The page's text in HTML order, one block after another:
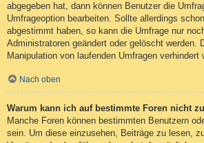
abgegeben hat, dann können Benutzer die
Umfrageoption bearbeiten. Sollte allerdings
abgestimmt haben, so kann die Umfrage nur
Administratoren geändert oder gelöscht werden.
Manipulation von laufenden Umfragen verhindert
Nach oben
Warum kann ich auf bestimmte Foren nicht
Manche Foren können bestimmten Benutzern
sein. Um diese einzusehen, Beiträge zu lesen,